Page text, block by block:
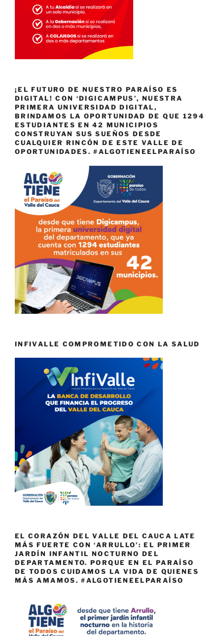
¡EL FUTURO DE NUESTRO PARAÍSO ES
DIGITAL! CON ‘DIGICAMPUS’, NUESTRA
PRIMERA UNIVERSIDAD DIGITAL,
BRINDAMOS LA OPORTUNIDAD DE QUE 1294
ESTUDIANTES EN 42 MUNICIPIOS
CONSTRUYAN SUS SUEÑOS DESDE
CUALQUIER RINCÓN DE ESTE VALLE DE
OPORTUNIDADES. #ALGOTIENEELPARAÍSO
INFIVALLE COMPROMETIDO CON LA SALUD
EL CORAZÓN DEL VALLE DEL CAUCA LATE
MÁS FUERTE CON ‘ARRULLO’: EL PRIMER
JARDÍN INFANTIL NOCTURNO DEL
DEPARTAMENTO. PORQUE EN EL PARAÍSO
DE TODOS CUIDAMOS LA VIDA DE QUIENES
MÁS AMAMOS. #ALGOTIENEELPARAÍSO